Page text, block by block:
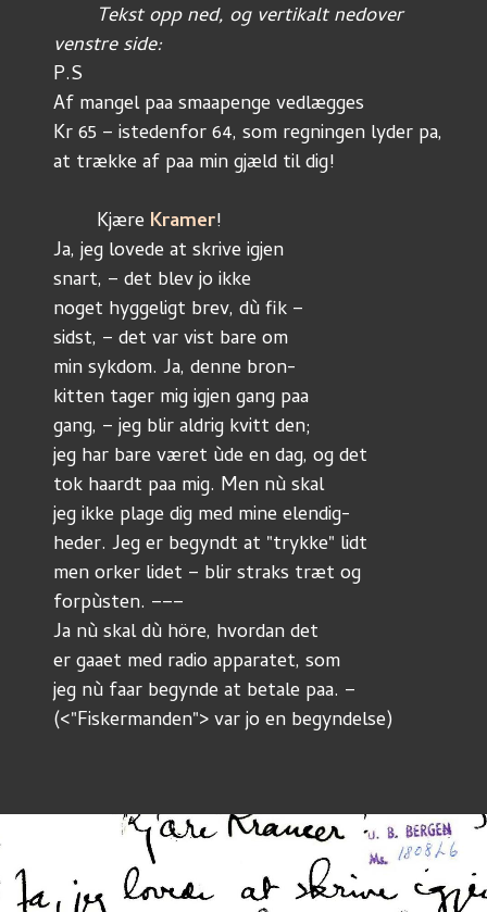
Tekst opp ned, og vertikalt nedover
venstre side:
P.S
Af mangel paa smaapenge vedlægges
Kr 65 – istedenfor 64, som regningen lyder pa,
at trække af paa min gjæld til dig!
	Kjære
Kramer!
Ja, jeg lovede at skrive igjen
snart, – det blev jo ikke
noget hyggeligt brev, dù fik –
sidst, – det var vist bare om
min sykdom. Ja, denne bron-
kitten tager mig igjen gang paa
gang, – jeg blir aldrig kvitt den;
jeg har bare været ùde en dag, og det
tok haardt paa mig. Men nù skal
jeg ikke plage dig med mine elendig-
heder. Jeg er begyndt at "trykke" lidt
men orker lidet – blir straks træt og
forpùsten. –––
Ja nù skal dù höre, hvordan det
er gaaet med radio apparatet, som
jeg nù faar begynde at betale paa. –
(<"Fiskermanden"> var jo en begyndelse)